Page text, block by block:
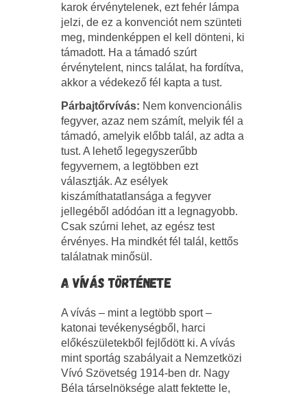
karok érvénytelenek, ezt fehér lámpa
jelzi, de ez a konvenciót nem szünteti
meg, mindenképpen el kell dönteni, ki
támadott. Ha a támadó szúrt
érvénytelent, nincs találat, ha fordítva,
akkor a védekező fél kapta a tust.
Párbajtőrvívás: Nem konvencionális
fegyver, azaz nem számít, melyik fél a
támadó, amelyik előbb talál, az adta a
tust. A lehető legegyszerűbb
fegyvernem, a legtöbben ezt
választják. Az esélyek
kiszámíthatatlansága a fegyver
jellegéből adódóan itt a legnagyobb.
Csak szúrni lehet, az egész test
érvényes. Ha mindkét fél talál, kettős
találatnak minősül.
A VÍVÁS TÖRTÉNETE
A vívás – mint a legtöbb sport –
katonai tevékenységből, harci
előkészületekből fejlődött ki. A vívás
mint sportág szabályait a Nemzetközi
Vívó Szövetség 1914-ben dr. Nagy
Béla társ­elnöksége alatt fektette le,